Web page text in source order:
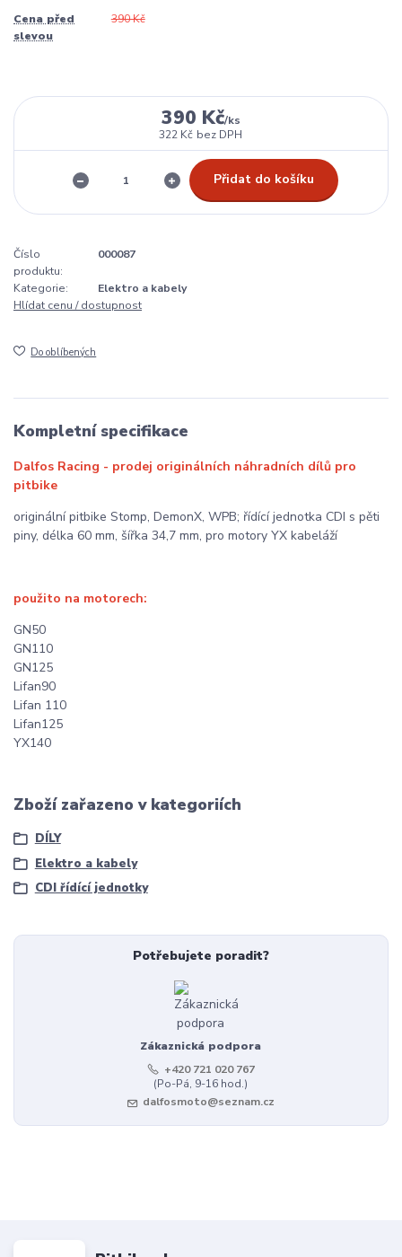
Cena před
slevou
390 Kč
390 Kč/ks
322 Kč bez DPH
Přidat do košíku
Číslo
produktu:
000087
Kategorie:
Elektro a kabely
Hlídat cenu / dostupnost
Do oblíbených
Kompletní specifikace
Dalfos Racing - prodej originálních náhradních dílů pro
pitbike
originální pitbike Stomp, DemonX, WPB; řídící jednotka CDI s pěti
piny, délka 60 mm, šířka 34,7 mm, pro motory YX kabeláží
použito na motorech:
GN50
GN110
GN125
Lifan90
Lifan 110
Lifan125
YX140
Zboží zařazeno v kategoriích
DÍLY
Elektro a kabely
CDI řídící jednotky
Potřebujete poradit?
Zákaznická podpora
+420 721 020 767
(Po-Pá, 9-16 hod.)
dalfosmoto@seznam.cz